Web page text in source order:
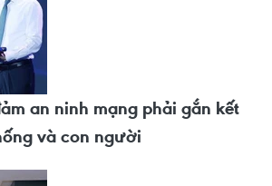
an ninh mạng phải gắn kết
và con người